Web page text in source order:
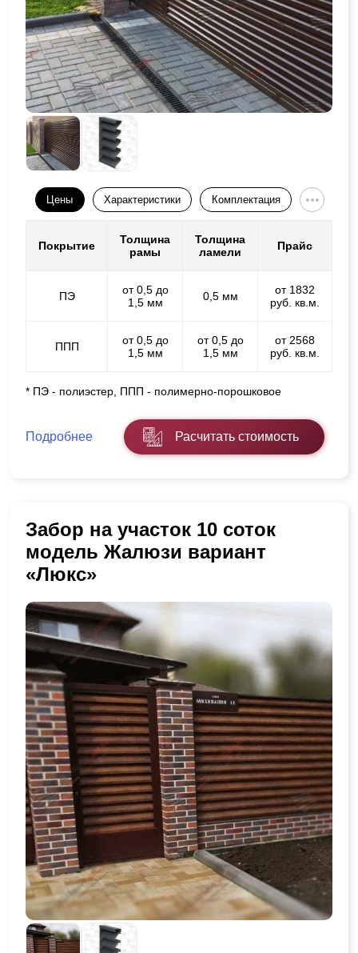
Цены Характеристики Комплектация
Покрытие
Толщина
рамы
Толщина
ламели
Прайс
ПЭ
от 0,5 до
1,5 мм
0,5 мм
от 1832
руб. кв.м.
ППП
от 0,5 до
1,5 мм
от 0,5 до
1,5 мм
от 2568
руб. кв.м.
* ПЭ - полиэстер, ППП - полимерно-порошковое
Подробнее Расчитать стоимость
Забор на участок 10 соток
модель Жалюзи вариант
«Люкс»